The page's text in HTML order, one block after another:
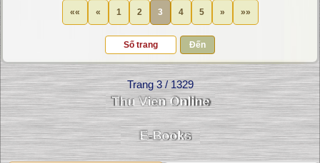
«« « 1 2 3 4 5 » »»
Đến
Trang 3 / 1329